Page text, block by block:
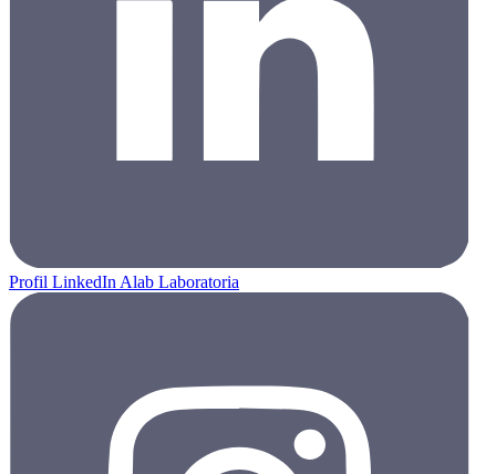
Profil LinkedIn Alab Laboratoria